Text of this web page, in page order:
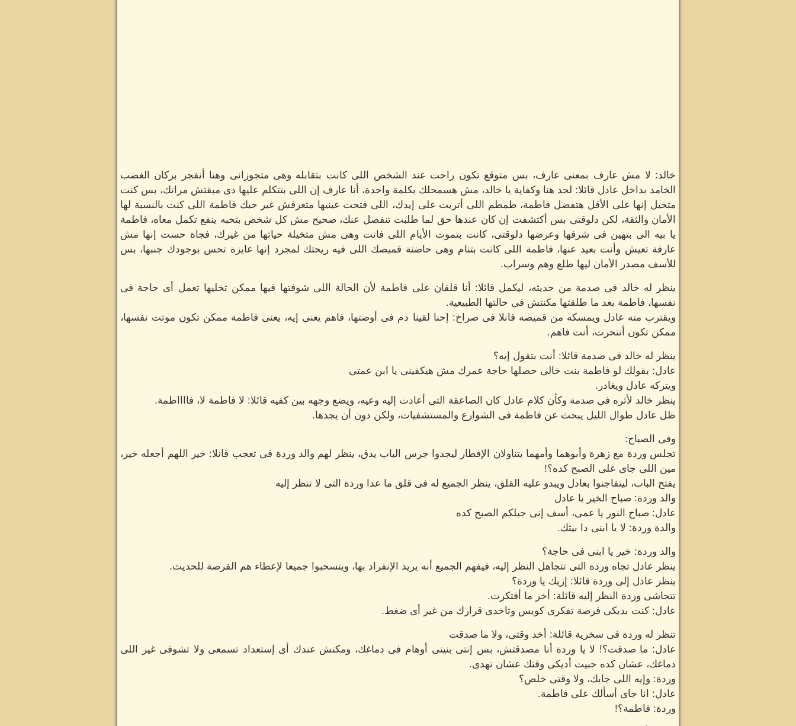
خالد: لا مش عارف بمعنى عارف، بس متوقع تكون راحت عند الشخص اللى كانت بتقابله وهى متجوزانى وهنا أنفجر بركان الغضب
الخامد بداخل عادل قائلا: لحد هنا وكفاية يا خالد، مش هسمحلك بكلمة واحدة، أنا عارف إن اللى بتتكلم عليها دى مبقتش مراتك، بس كنت
متخيل إنها على الأقل هتفضل فاطمة، طمطم اللى أتربت على إيدك، اللى فتحت عينيها متعرفش غير حبك فاطمة اللى كنت بالنسبة لها
الأمان والثقة، لكن دلوقتى بس أكتشفت إن كان عندها حق لما طلبت تنفصل عنك، صحيح مش كل شخص بتحبه ينفع تكمل معاه، فاطمة
يا بيه الى بتهين فى شرفها وعرضها دلوقتى، كانت بتموت الأيام اللى فاتت وهى مش متخيلة حياتها من غيرك، فجاة حست إنها مش
عارفة تعيش وأنت بعيد عنها، فاطمة اللى كانت بتنام وهى حاضنة قميصك اللى فيه ريحتك لمجرد إنها عايزة تحس بوجودك جنبها، بس
للأسف مصدر الأمان ليها طلع وهم وسراب.
ينظر له خالد فى صدمة من حديثه، ليكمل قائلا: أنا قلقان على فاطمة لأن الحالة اللى شوفتها فيها ممكن تخليها تعمل أى حاجة فى
نفسها، فاطمة بعد ما طلقتها مكنتش فى حالتها الطبيعية.
ويقترب منه عادل ويمسكه من قميصه قانلا فى صراخ: إحنا لقينا دم فى أوضتها، فاهم يعنى إيه، يعنى فاطمة ممكن تكون موتت نفسها،
ممكن تكون أنتحرت، أنت فاهم.
ينظر له خالد فى صدمة قائلا: أنت بتقول إيه؟
عادل: بقولك لو فاطمة بنت خالى حصلها حاجة عمرك مش هيكفينى يا ابن عمتى
ويتركه عادل ويغادر.
ينظر خالد لأثره فى صدمة وكأن كلام عادل كان الصاعقة التى أعادت إليه وعيه، ويضع وجهه بين كفيه قائلا: لا فاطمة لا، فااااطمة.
ظل عادل طوال الليل يبحث عن فاطمة فى الشوارع والمستشفيات، ولكن دون أن يجدها.
وفى الصباح:
تجلس وردة مع زهرة وأبوهما وأمهما يتناولان الإفطار ليجدوا جرس الباب يدق، ينظر لهم والد وردة فى تعجب قانلا: خير اللهم أجعله خير،
مين اللى جاى على الصبح كده؟!
يفتح الباب، ليتفاجنوا بعادل ويبدو عليه القلق، ينظر الجميع له فى قلق ما عدا وردة التى لا تنظر إليه
والد وردة: صباح الخير يا عادل
عادل: صباح النور يا عمى، أسف إنى جيلكم الصبح كده
والدة وردة: لا يا ابنى دا بيتك.
والد وردة: خير يا ابنى فى حاجة؟
ينظر عادل تجاه وردة التى تتجاهل النظر إليه، فيفهم الجميع أنه يريد الإنفراد بها، وينسحبوا جميعا لإعطاء هم الفرصة للحديث.
ينظر عادل إلى وردة قائلا: إزيك يا وردة؟
تتحاشى وردة النظر إليه قائلة: أخر ما أفتكرت.
عادل: كنت بديكى فرصة تفكرى كويس وتاخدى قرارك من غير أى ضغط.
تنظر له وردة فى سخرية قائلة: أخد وقتى، ولا ما صدقت
عادل: ما صدقت؟! لا يا وردة أنا مصدقتش، بس إنتى بنيتى أوهام فى دماغك، ومكنش عندك أى إستعداد تسمعى ولا تشوفى غير اللى
دماغك، عشان كده حبيت أديكى وقتك عشان تهدى.
وردة: وإيه اللى جابك، ولا وقتى خلص؟
عادل: انا جاى أسألك على فاطمة.
وردة: فاطمة؟!